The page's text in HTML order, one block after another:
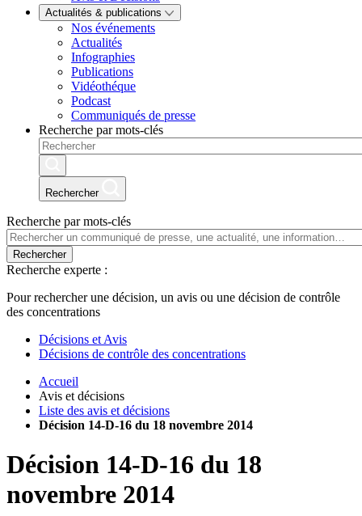
Actualités & publications
Nos événements
Actualités
Infographies
Publications
Vidéothéque
Podcast
Communiqués de presse
Recherche par mots-clés
Rechercher
Recherche par mots-clés
Rechercher
Recherche experte :
Pour rechercher une décision, un avis ou une décision de contrôle
des concentrations
Décisions et Avis
Décisions de contrôle des concentrations
Accueil
Avis et décisions
Liste des avis et décisions
Décision 14-D-16 du 18 novembre 2014
Décision 14-D-16 du 18
novembre 2014